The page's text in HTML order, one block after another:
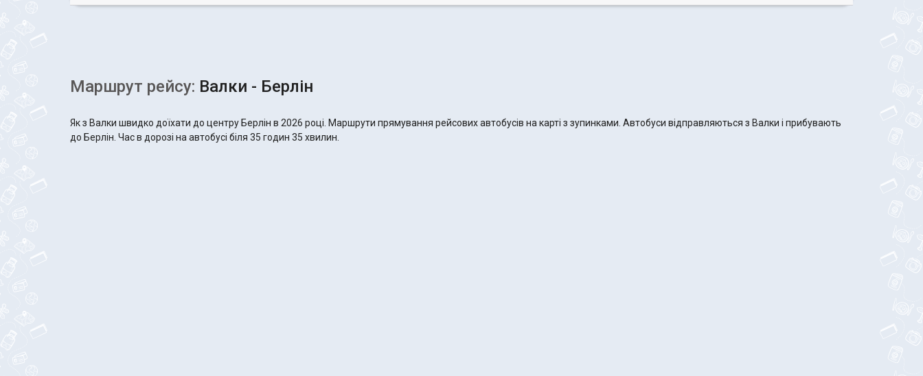
Маршрут рейсу: Валки - Берлін
Як з Валки швидко доїхати до центру Берлін в 2026 році. Маршрути прямування рейсових автобусів на карті з зупинками. Автобуси відправляються з Валки і прибувають
до Берлін. Час в дорозі на автобусі біля 35 годин 35 хвилин.